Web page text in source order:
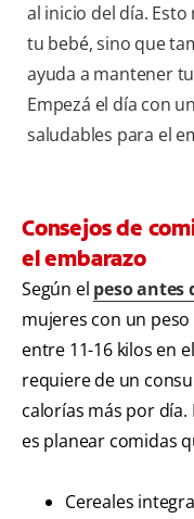
al inicio del día.
tu bebé, sino que
ayuda a mantener
Empezá el día con
saludables para el
Consejos de
el embarazo
Según el peso antes
mujeres con un
entre 11-16 kilos en
requiere de un
calorías más por
es planear comidas
Cereales